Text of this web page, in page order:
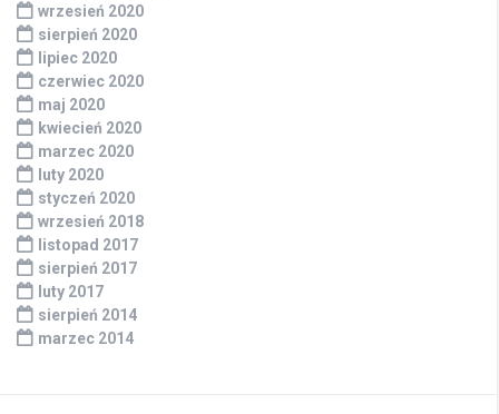
wrzesień 2020
sierpień 2020
lipiec 2020
czerwiec 2020
maj 2020
kwiecień 2020
marzec 2020
luty 2020
styczeń 2020
wrzesień 2018
listopad 2017
sierpień 2017
luty 2017
sierpień 2014
marzec 2014